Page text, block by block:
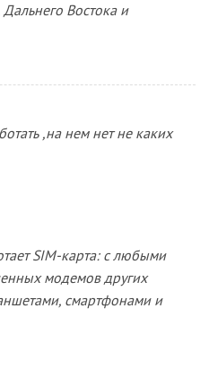
Востока и
,на нем нет не каких
SIM-карта: с любыми
модемов других
смартфонами и